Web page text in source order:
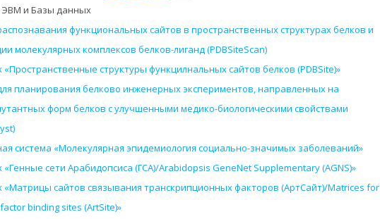
и Базы данных
функциональных сайтов в пространственных структурах белков и
молекулярных комплексов белков-лиганд (PDBSiteScan)
структуры функцилнальных сайтов белков (PDBSite)»
планирования белково инженерных экспериментов, направленных на
форм белков с улучшенными медико-биологическими свойствами
система «Молекулярная эпидемиология социально-значимых заболеваний»
сети Арабидопсиса (ГСА)/Arabidopsis GeneNet Supplementary (AGNS)»
«Матрицы сайтов связывания транскрипционных факторов (АртСайт)/Мatrices for
binding sites (ArtSite)»